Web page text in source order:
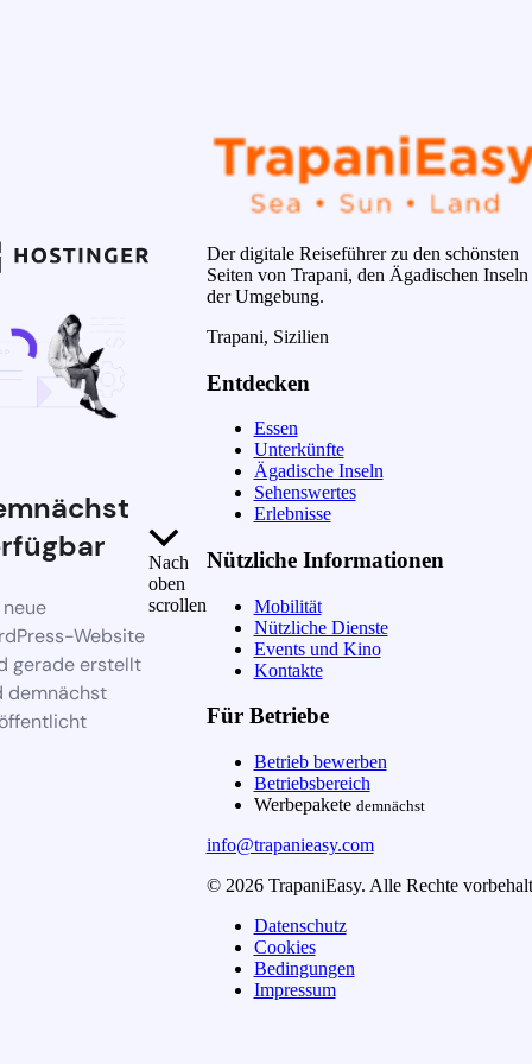
Website
gerade erstellt
demnächst
Nach
oben
scrollen
Der digitale Reiseführer zu den schönsten
Seiten von Trapani, den Ägadischen
der Umgebung.
Trapani, Sizilien
Entdecken
Essen
Unterkünfte
Ägadische Inseln
Sehenswertes
Erlebnisse
Nützliche Informationen
Mobilität
Nützliche Dienste
Events und Kino
Kontakte
Für Betriebe
Betrieb bewerben
Betriebsbereich
Werbepakete demnächst
info@trapanieasy.com
© 2026 TrapaniEasy. Alle Rechte
Datenschutz
Cookies
Bedingungen
Impressum